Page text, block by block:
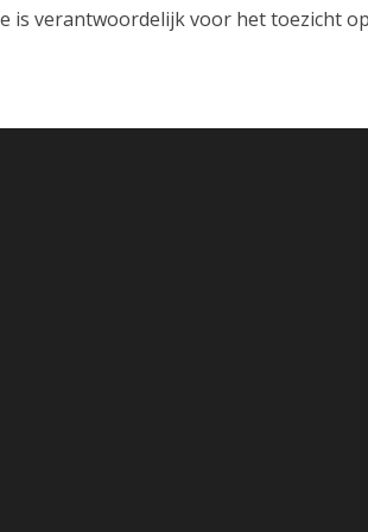
is verantwoordelijk voor het toezicht